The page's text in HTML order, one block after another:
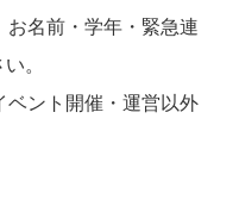
名前・学年・緊急連
。
ント開催・運営以外